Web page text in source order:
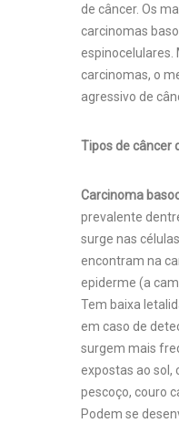
de câncer. Os
carcinomas
espinocelulares.
carcinomas, o
agressivo de
Tipos de câncer
Carcinoma
prevalente
surge nas
encontram na
epiderme (a
Tem baixa
em caso de
surgem mais
expostas ao sol,
pescoço, couro
Podem se